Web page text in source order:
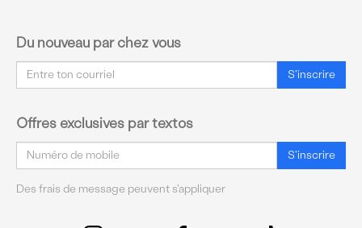
Du nouveau par chez vous
Courriel S'inscrire
Offres exclusives par textos
Courriel S'inscrire
Des frais de message peuvent s'appliquer